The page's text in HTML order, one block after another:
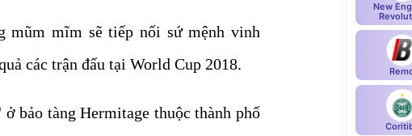
mũm mĩm sẽ tiếp nối sứ mệnh vinh
các trận đấu tại World Cup 2018.
bảo tàng Hermitage thuộc thành phố
New